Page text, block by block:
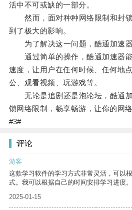
活中不可或缺的一部分。
然而，面对种种网络限制和封锁
到了极大的影响。
为了解决这一问题，酷通加速器
通过简单的操作，酷通加速器能
速度，让用户在任何时候、任何地
公、观看视频、玩游戏等。
无论是追剧还是泡论坛，酷通加
锁网络限制，畅享畅游，让你的网
#3#
评论
游客
这款学习软件的学习方式非常灵活，可以
式。我可以根据自己的时间安排学习进度。
2025-01-15